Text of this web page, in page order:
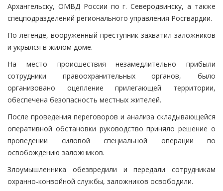
Архангельску, ОМВД России по г. Северодвинску, а также
спецподразделений регионального управления Росгвардии.
По легенде, вооруженный преступник захватил заложников
и укрылся в жилом доме.
На место происшествия незамедлительно прибыли
сотрудники правоохранительных органов, было
организовано оцепление прилегающей территории,
обеспечена безопасность местных жителей.
После проведения переговоров и анализа складывающейся
оперативной обстановки руководство приняло решение о
проведении силовой специальной операции по
освобождению заложников.
Злоумышленника обезвредили и передали сотрудникам
охранно-конвойной службы, заложников освободили.